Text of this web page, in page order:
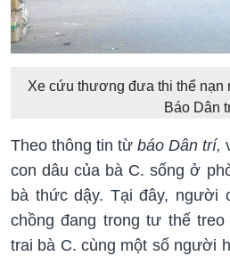
Xe cứu thương đưa thi thể nạn
Báo Dân
Theo thông tin từ báo Dân trí,
con dâu của bà C. sống ở
bà thức dậy. Tại đây, người
chồng đang trong tư thế
trai bà C. cùng một số người